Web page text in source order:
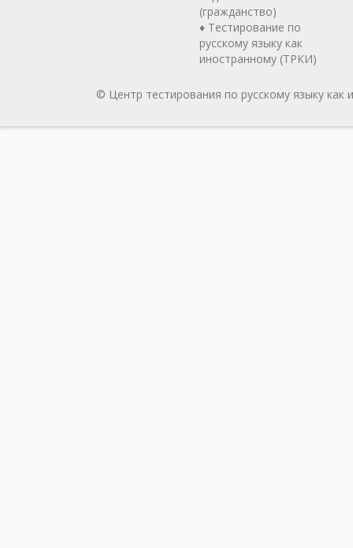
(гражданство)
♦ Тестирование по
русскому языку как
иностранному (ТРКИ)
© Центр тестирования по русскому языку как